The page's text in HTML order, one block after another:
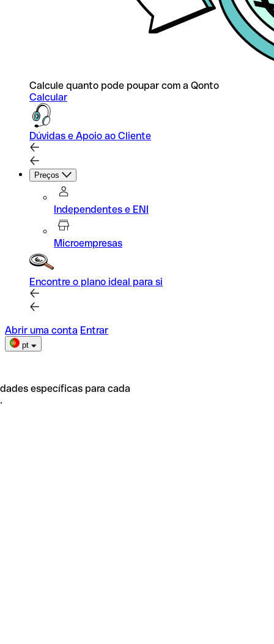
Calcule quanto pode poupar com a Qonto
Calcular
Dúvidas e Apoio ao Cliente
Preços
Independentes e ENI
Microempresas
Encontre o plano ideal para si
Abrir uma conta Entrar
pt
específicas para cada